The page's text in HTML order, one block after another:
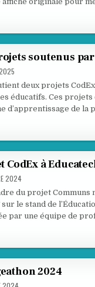
!
soutenus par
deux projets
éducatifs. Ces projets
d’apprentissage de la
CodEx à
2024
du projet
sur le stand de
par une équipe de
2024